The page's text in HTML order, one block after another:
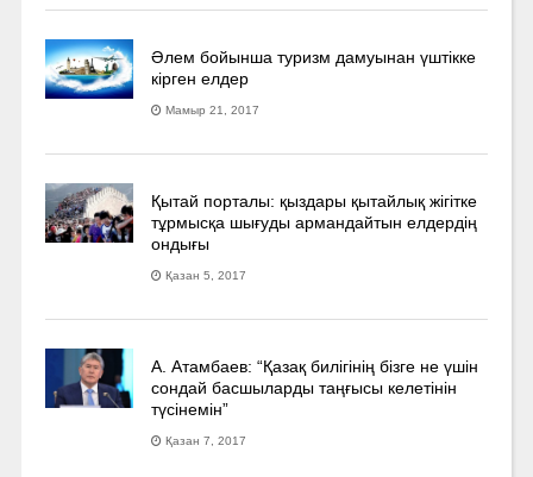
Әлем бойынша туризм дамуынан үштікке
кірген елдер
Мамыр 21, 2017
Қытай порталы: қыздары қытайлық жігітке
тұрмысқа шығуды армандайтын елдердің
ондығы
Қазан 5, 2017
А. Атамбаев: “Қазақ билігінің бізге не үшін
сондай басшыларды таңғысы келетінін
түсінемін”
Қазан 7, 2017